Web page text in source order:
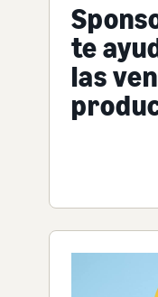
te
las